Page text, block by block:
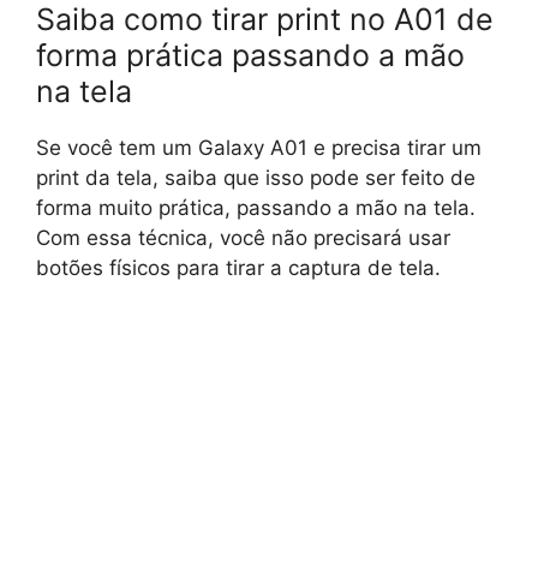
Saiba como tirar print no A01 de
forma prática passando a mão
na tela
Se você tem um Galaxy A01 e precisa tirar um
print da tela, saiba que isso pode ser feito de
forma muito prática, passando a mão na tela.
Com essa técnica, você não precisará usar
botões físicos para tirar a captura de tela.